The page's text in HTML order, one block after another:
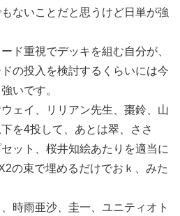
ないことだと思うけど日単が強
ド重視でデッキを組む自分が、
の投入を検討するくらいには今
いです。
ェイ、リリアン先生、棗鈴、山
を4投して、あとは翠、ささ
ット、桜井知絵あたりを適当に
の束で埋めるだけでおｋ、みた
時雨亜沙、圭一、ユニティオト